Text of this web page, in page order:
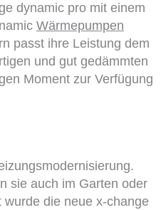
dynamic pro mit einem
Wärmepumpen
passt ihre Leistung dem
und gut gedämmten
Moment zur Verfügung
sie auch im Garten oder
die neue x-change